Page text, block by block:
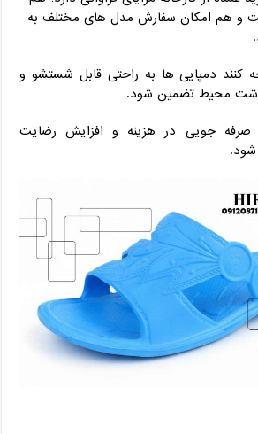
و هم امکان سفارش مدل ‌های مختلف به
کنند دمپایی ‌ها به راحتی قابل شستشو و
محیط تضمین شود.
جویی در هزینه و افزایش رضایت
‌شود.